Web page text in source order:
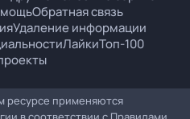
Обратная связь
Удаление информации
ЛайкиТоп-100
ресурсе применяются